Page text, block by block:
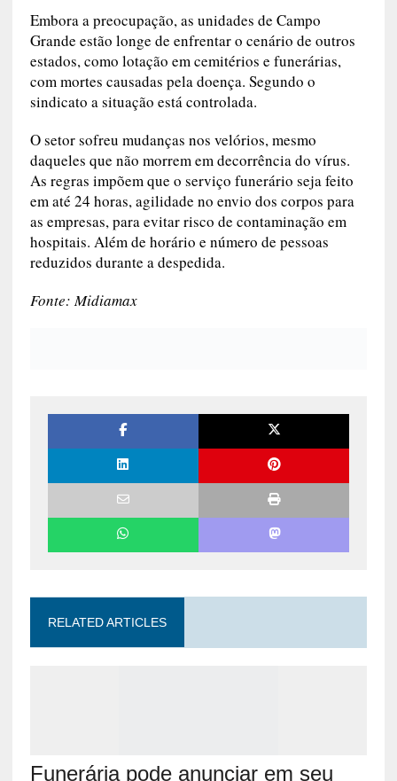
Embora a preocupação, as unidades de Campo
Grande estão longe de enfrentar o cenário de outros
estados, como lotação em cemitérios e funerárias,
com mortes causadas pela doença. Segundo o
sindicato a situação está controlada.
O setor sofreu mudanças nos velórios, mesmo
daqueles que não morrem em decorrência do vírus.
As regras impõem que o serviço funerário seja feito
em até 24 horas, agilidade no envio dos corpos para
as empresas, para evitar risco de contaminação em
hospitais. Além de horário e número de pessoas
reduzidos durante a despedida.
Fonte: Midiamax
RELATED ARTICLES
Funerária pode anunciar em seu